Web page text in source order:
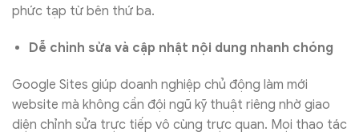
phức tạp từ bên thứ ba.
Dễ chỉnh sửa và cập nhật nội dung nhanh chóng
Google Sites giúp doanh nghiệp chủ động làm mới
website mà không cần đội ngũ kỹ thuật riêng nhờ giao
diện chỉnh sửa trực tiếp vô cùng trực quan. Mọi thao tác